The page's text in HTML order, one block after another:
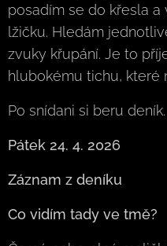
posadím se do křesla a
lžičku. Hledám
zvuky křupání. Je to
hlubokému tichu, které
Po snídani si beru deník.
Pátek 24. 4. 2026
Záznam z deníku
Co vidím tady ve tmě?